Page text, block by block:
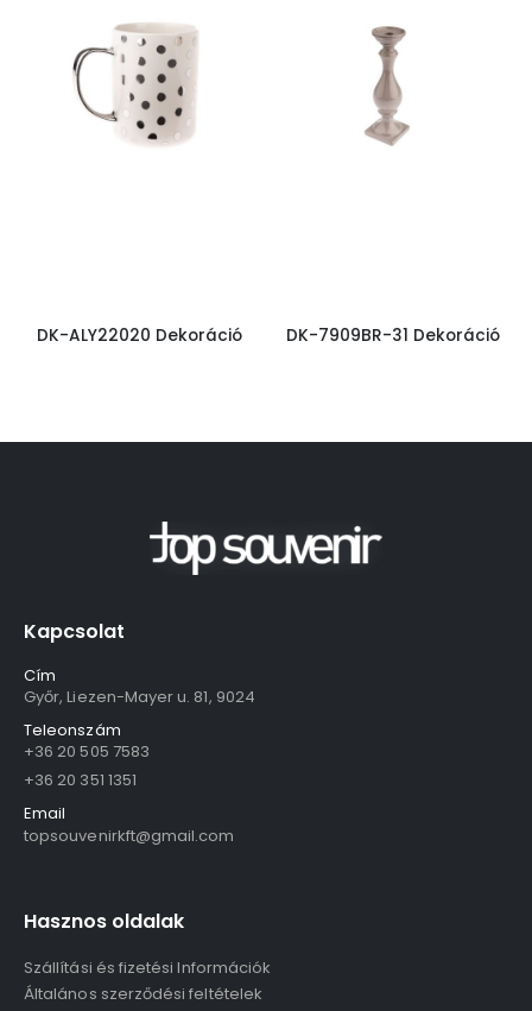
DK-ALY22020 Dekoráció DK-7909BR-31 Dekoráció
Kapcsolat
Cím
Győr, Liezen-Mayer u. 81, 9024
Teleonszám
+36 20 505 7583
+36 20 351 1351
Email
topsouvenirkft@gmail.com
Hasznos oldalak
Szállítási és fizetési Információk
Általános szerződési feltételek